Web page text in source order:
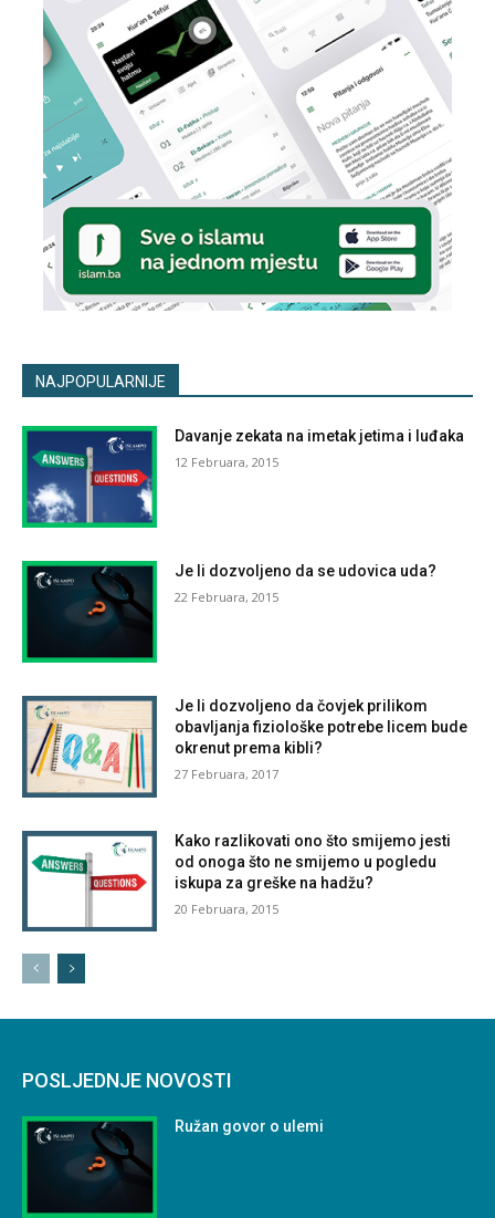
NAJPOPULARNIJE
Davanje zekata na imetak jetima i luđaka
12 Februara, 2015
Je li dozvoljeno da se udovica uda?
22 Februara, 2015
Je li dozvoljeno da čovjek prilikom
obavljanja fiziološke potrebe licem bude
okrenut prema kibli?
27 Februara, 2017
Kako razlikovati ono što smijemo jesti
od onoga što ne smijemo u pogledu
iskupa za greške na hadžu?
20 Februara, 2015
POSLJEDNJE NOVOSTI
Ružan govor o ulemi